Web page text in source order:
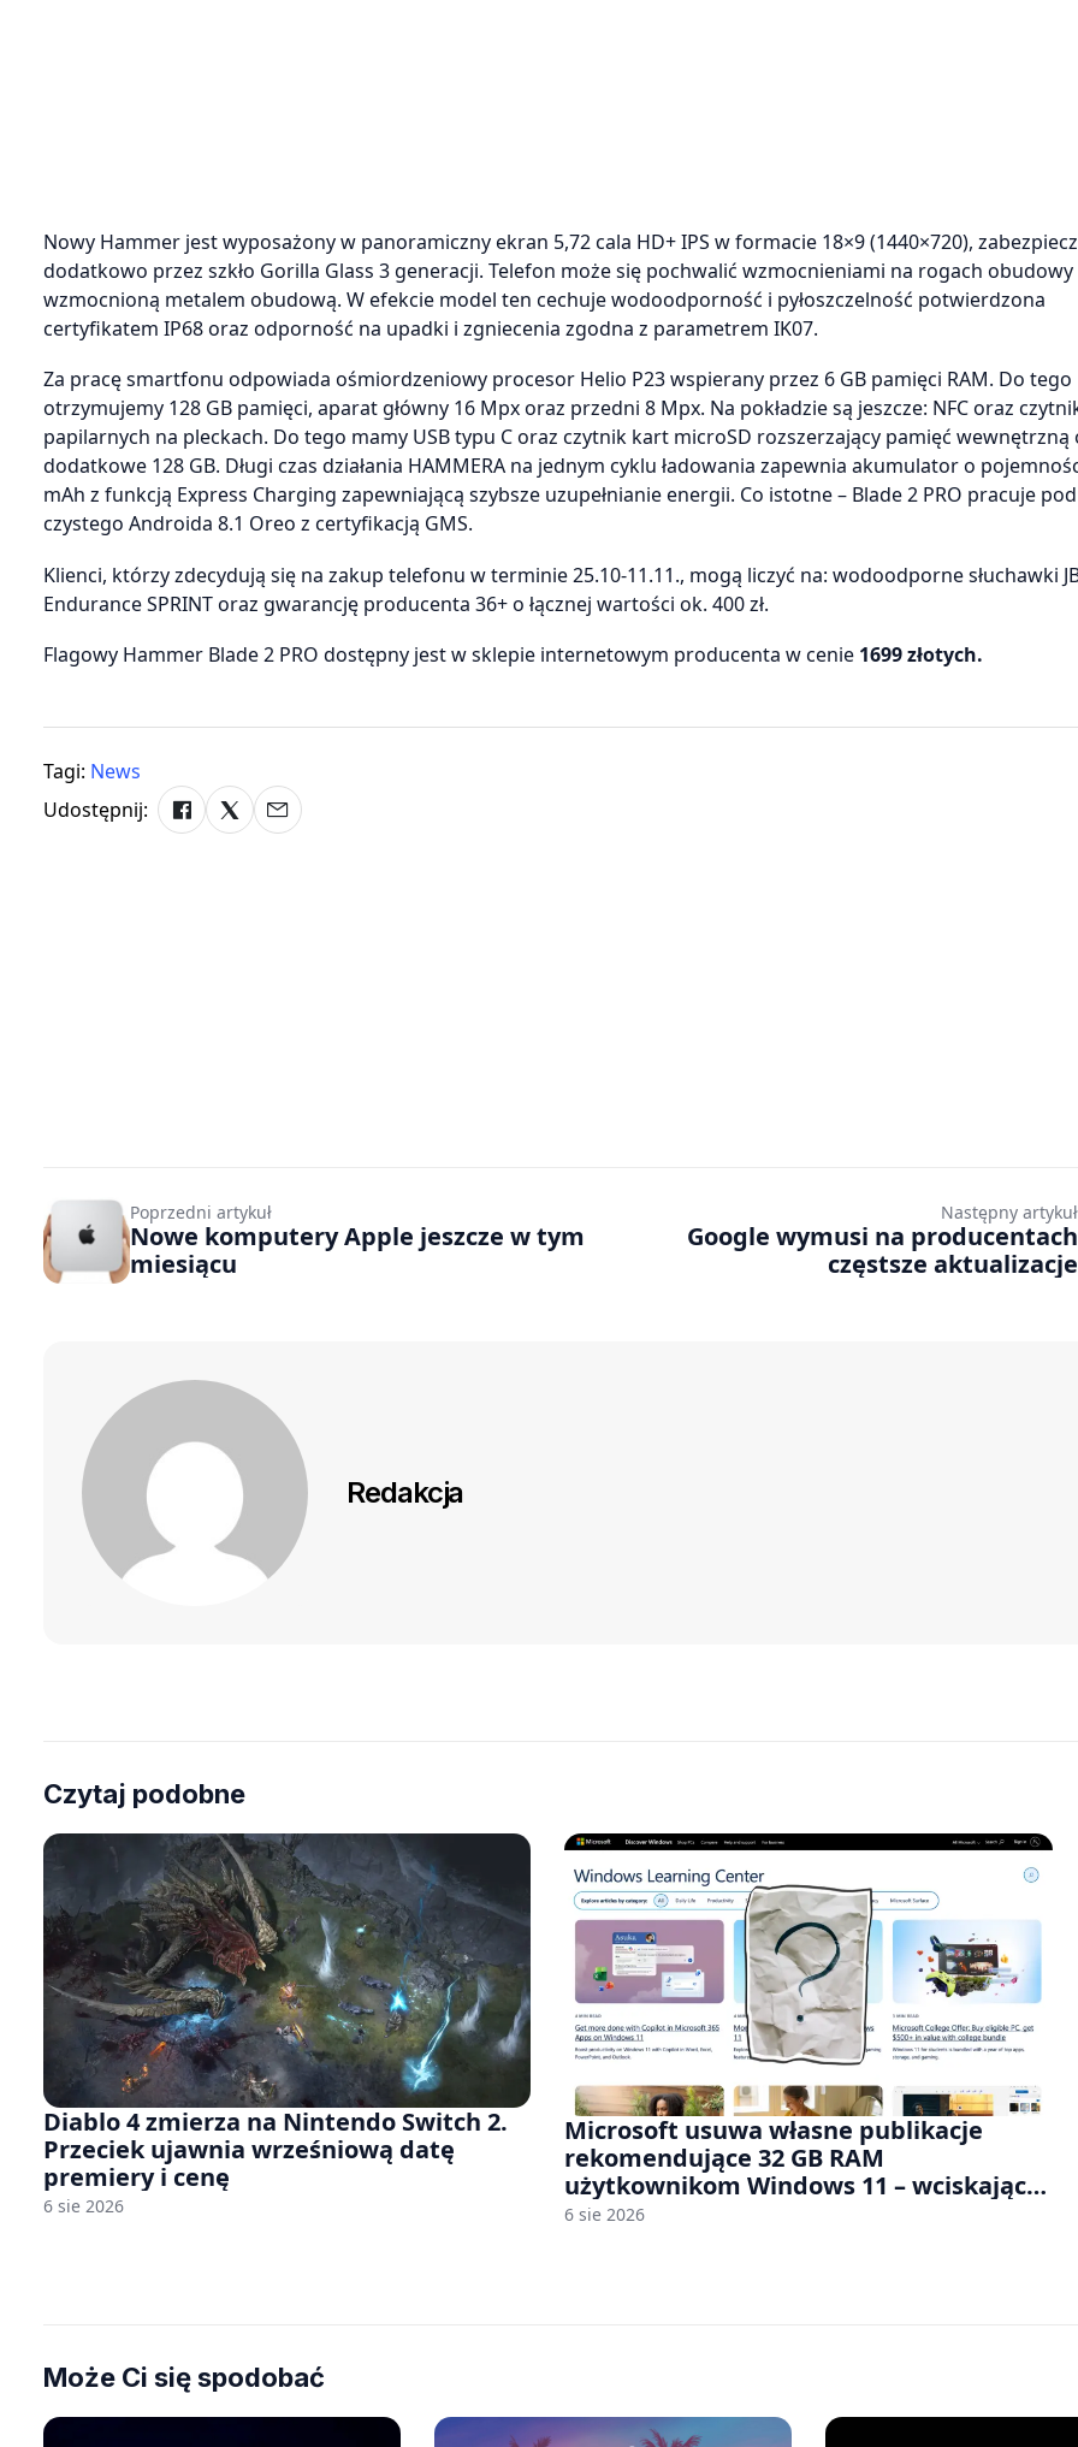
Nowy Hammer jest wyposażony w panoramiczny ekran 5,72 cala HD+ IPS w formacie 18×9 (1440×720),
dodatkowo przez szkło Gorilla Glass 3 generacji. Telefon może się pochwalić wzmocnieniami na rogach
wzmocnioną metalem obudową. W efekcie model ten cechuje wodoodporność i pyłoszczelność potwierdzona
certyfikatem IP68 oraz odporność na upadki i zgniecenia zgodna z parametrem IK07.
Za pracę smartfonu odpowiada ośmiordzeniowy procesor Helio P23 wspierany przez 6 GB pamięci RAM. Do tego
otrzymujemy 128 GB pamięci, aparat główny 16 Mpx oraz przedni 8 Mpx. Na pokładzie są jeszcze: NFC oraz
papilarnych na pleckach. Do tego mamy USB typu C oraz czytnik kart microSD rozszerzający pamięć wewnętrzną
dodatkowe 128 GB. Długi czas działania HAMMERA na jednym cyklu ładowania zapewnia akumulator o
mAh z funkcją Express Charging zapewniającą szybsze uzupełnianie energii. Co istotne – Blade 2 PRO pracuje
czystego Androida 8.1 Oreo z certyfikacją GMS.
Klienci, którzy zdecydują się na zakup telefonu w terminie 25.10-11.11., mogą liczyć na: wodoodporne słuchawki
Endurance SPRINT oraz gwarancję producenta 36+ o łącznej wartości ok. 400 zł.
Flagowy Hammer Blade 2 PRO dostępny jest w sklepie internetowym producenta w cenie 1699 złotych.
Tagi: News
Udostępnij:
Poprzedni artykuł
Nowe komputery Apple jeszcze w tym
miesiącu
Następny artykuł
Google wymusi na producentach
częstsze aktualizacje
Redakcja
Czytaj podobne
Diablo 4 zmierza na Nintendo Switch 2.
Przeciek ujawnia wrześniową datę
premiery i cenę
6 sie 2026
Microsoft usuwa własne publikacje
rekomendujące 32 GB RAM
użytkownikom Windows 11 – wciskając
nam przy tym komputery z 8 GB RAM po
6 sie 2026
Może Ci się spodobać